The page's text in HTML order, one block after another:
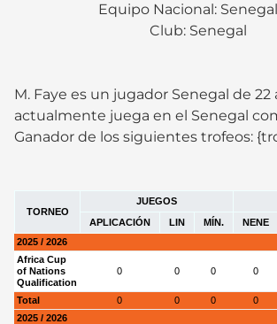
Equipo Nacional: Senegal
Club: Senegal
M. Faye es un jugador Senegal de 22
actualmente juega en el Senegal
Ganador de los siguientes trofeos:
TORNEO
JUEGOS
APLICACIÓN
LIN MÍN. NENE
2025 / 2026
Africa Cup
of Nations
Qualification
0 0 0 0
Total 0 0 0 0
2025 / 2026